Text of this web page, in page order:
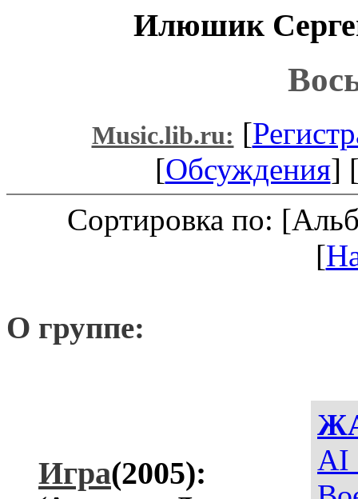
Илюшик
Music.lib.ru: [
[Обсуждения]
Сортировка по:
[
О группе:
AI
Игра(2005):